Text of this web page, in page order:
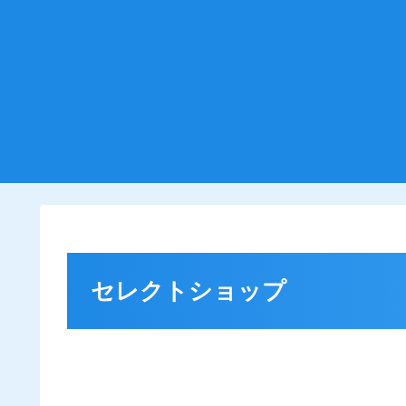
セレクトショップ